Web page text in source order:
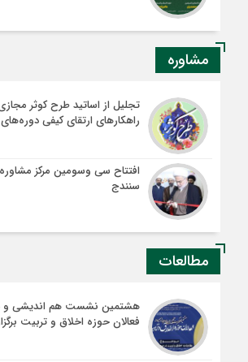
مشاوره
تجلیل از اساتید طرح کوثر
راهکارهای ارتقای کیفی
افتتاح سی وسومین مرکز
سنندج
مطالعات
هشتمین نشست هم اندیشی و
فعالان حوزه اخلاق و تربیت